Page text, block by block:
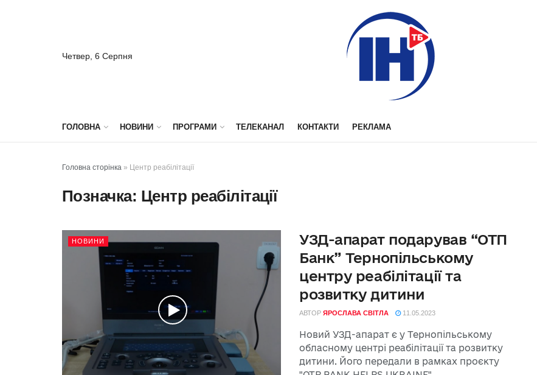
Четвер, 6 Серпня
ГОЛОВНА НОВИНИ ПРОГРАМИ ТЕЛЕКАНАЛ КОНТАКТИ РЕКЛАМА
Головна сторінка » Центр реабілітації
Позначка: Центр реабілітації
НОВИНИ
УЗД-апарат подарував “ОТП
Банк” Тернопільському
центру реабілітації та
розвитку дитини
АВТОР ЯРОСЛАВА СВІТЛА 11.05.2023
Новий УЗД-апарат є у Тернопільському
обласному центрі реабілітації та розвитку
дитини. Його передали в рамках проєкту